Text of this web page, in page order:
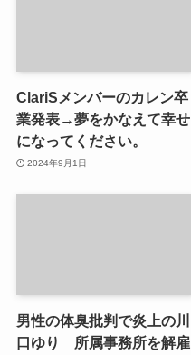
ClariSメンバーのカレン卒
業発表→夢をかなえて幸せ
になってください。
2024年9月1日
男性の体臭批判で炎上の川
口ゆり 所属事務所を解雇